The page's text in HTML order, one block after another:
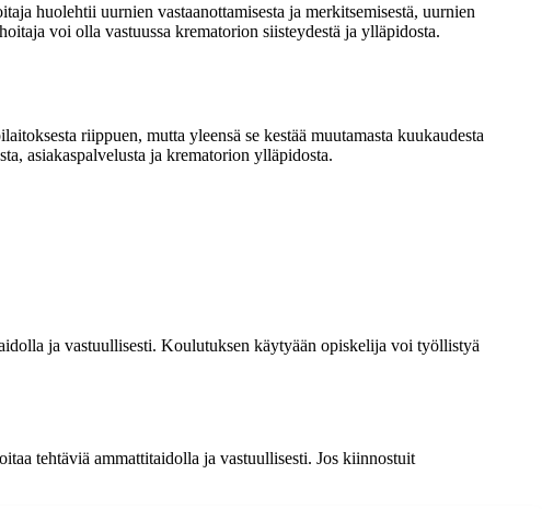
huolehtii uurnien vastaanottamisesta ja merkitsemisestä, uurnien
voi olla vastuussa krematorion siisteydestä ja ylläpidosta.
riippuen, mutta yleensä se kestää muutamasta kuukaudesta
asiakaspalvelusta ja krematorion ylläpidosta.
ja vastuullisesti. Koulutuksen käytyään opiskelija voi työllistyä
tehtäviä ammattitaidolla ja vastuullisesti. Jos kiinnostuit